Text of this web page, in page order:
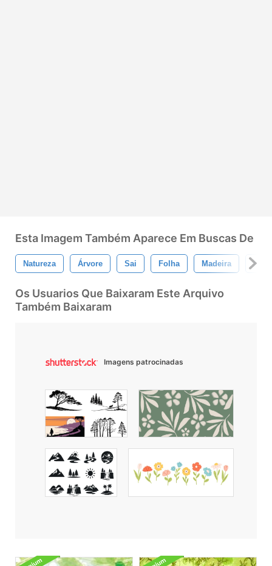
Esta Imagem Também Aparece Em Buscas De
Natureza Árvore Sai Folha Madeira
Os Usuarios Que Baixaram Este Arquivo
Também Baixaram
Imagens patrocinadas